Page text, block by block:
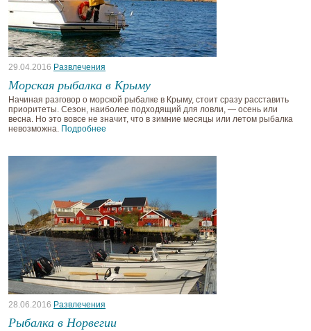
29.04.2016 Развлечения
Морская рыбалка в Крыму
Начиная разговор о морской рыбалке в Крыму, стоит сразу расставить
приоритеты. Сезон, наиболее подходящий для ловли, — осень или
весна. Но это вовсе не значит, что в зимние месяцы или летом рыбалка
невозможна. Подробнее
28.06.2016 Развлечения
Рыбалка в Норвегии